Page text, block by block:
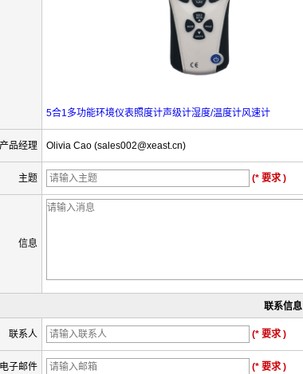
5合1多功能环境仪表照度计声级计湿度/温度计​​风速计
产品经理 Olivia Cao (sales002@xeast.cn)
主题 (* 要求 )
信息
联系信息
联系人 (* 要求 )
电子邮件 (* 要求 )